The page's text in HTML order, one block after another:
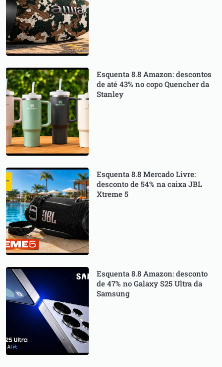
Esquenta 8.8 Amazon: descontos
de até 43% no copo Quencher da
Stanley
Esquenta 8.8 Mercado Livre:
desconto de 54% na caixa JBL
Xtreme 5
Esquenta 8.8 Amazon: desconto
de 47% no Galaxy S25 Ultra da
Samsung